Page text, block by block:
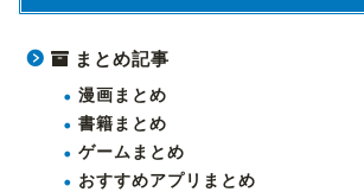
まとめ記事
漫画まとめ
書籍まとめ
ゲームまとめ
おすすめアプリまとめ